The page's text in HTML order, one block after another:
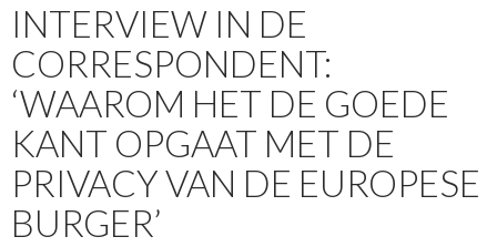
INTERVIEW IN DE
CORRESPONDENT:
‘WAAROM HET DE GOEDE
KANT OPGAAT MET DE
PRIVACY VAN DE EUROPESE
BURGER’